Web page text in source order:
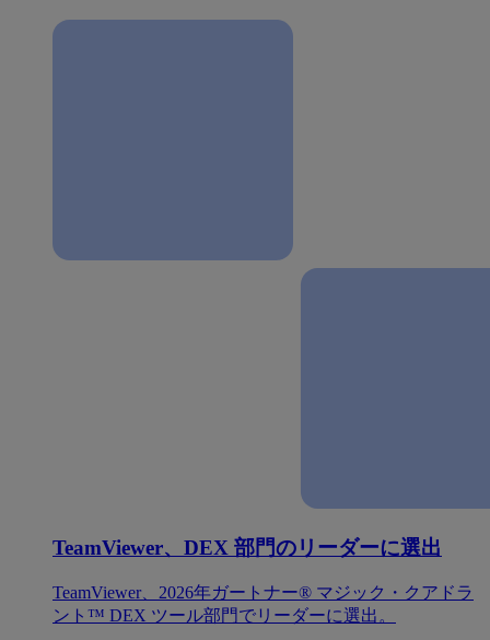
TeamViewer、DEX 部門のリーダーに選出
TeamViewer、2026年ガートナー® マジック・クアドラ
ント™ DEX ツール部門でリーダーに選出。